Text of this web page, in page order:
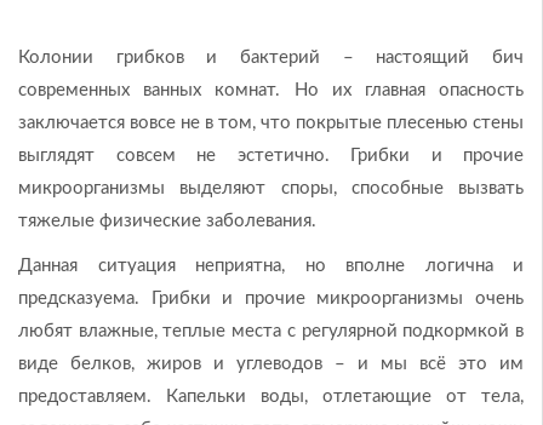
Колонии грибков и бактерий – настоящий бич
современных ванных комнат. Но их главная опасность
заключается вовсе не в том, что покрытые плесенью стены
выглядят совсем не эстетично. Грибки и прочие
микроорганизмы выделяют споры, способные вызвать
тяжелые физические заболевания.
Данная ситуация неприятна, но вполне логична и
предсказуема. Грибки и прочие микроорганизмы очень
любят влажные, теплые места с регулярной подкормкой в
виде белков, жиров и углеводов – и мы всё это им
предоставляем. Капельки воды, отлетающие от тела,